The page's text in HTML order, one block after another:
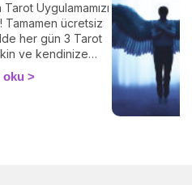
Uygulamamızı
Tamamen ücretsiz
her gün 3 Tarot
ve kendinize
birkaç
içsel
oku